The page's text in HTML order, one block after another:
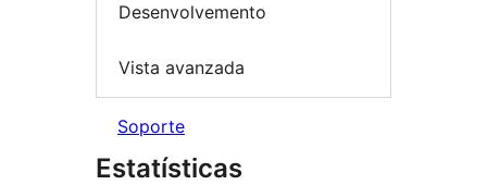
Desenvolvemento
Vista avanzada
Soporte
Estatísticas